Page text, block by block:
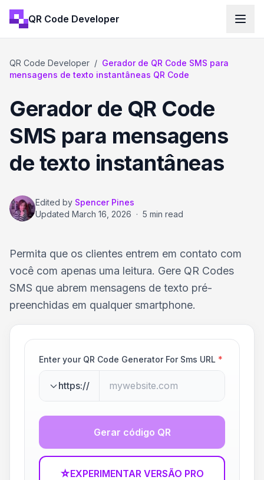
QR Code Developer
QR Code Developer / Gerador de QR Code SMS para
mensagens de texto instantâneas QR Code
Gerador de QR Code
SMS para mensagens
de texto instantâneas
Edited by Spencer Pines
Updated March 16, 2026 · 5 min read
Permita que os clientes entrem em contato com
você com apenas uma leitura. Gere QR Codes
SMS que abrem mensagens de texto pré-
preenchidas em qualquer smartphone.
Enter your QR Code Generator For Sms URL *
https://
Gerar código QR
☆EXPERIMENTAR VERSÃO PRO